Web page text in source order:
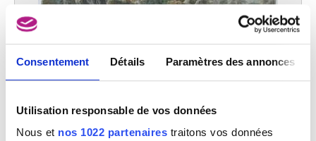
Consentement Détails Paramètres des annonces
Utilisation responsable de vos données
Nous et nos 1022 partenaires traitons vos données